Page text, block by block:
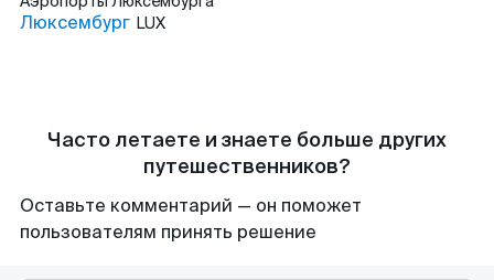
Люксембург LUX
Часто летаете и знаете больше других
путешественников?
Оставьте комментарий — он поможет
пользователям принять решение